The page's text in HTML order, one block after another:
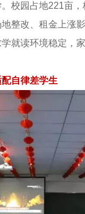
校园占地221亩
整改、租金上涨
就读环境稳定，家
自律差学生